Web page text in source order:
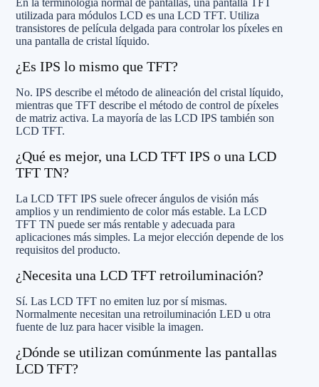
utilizada para módulos LCD es una LCD TFT. Utiliza
transistores de película delgada para controlar los píxeles en
una pantalla de cristal líquido.
¿Es IPS lo mismo que TFT?
No. IPS describe el método de alineación del cristal líquido,
mientras que TFT describe el método de control de píxeles
de matriz activa. La mayoría de las LCD IPS también son
LCD TFT.
¿Qué es mejor, una LCD TFT IPS o una LCD
TFT TN?
La LCD TFT IPS suele ofrecer ángulos de visión más
amplios y un rendimiento de color más estable. La LCD
TFT TN puede ser más rentable y adecuada para
aplicaciones más simples. La mejor elección depende de los
requisitos del producto.
¿Necesita una LCD TFT retroiluminación?
Sí. Las LCD TFT no emiten luz por sí mismas.
Normalmente necesitan una retroiluminación LED u otra
fuente de luz para hacer visible la imagen.
¿Dónde se utilizan comúnmente las pantallas
LCD TFT?